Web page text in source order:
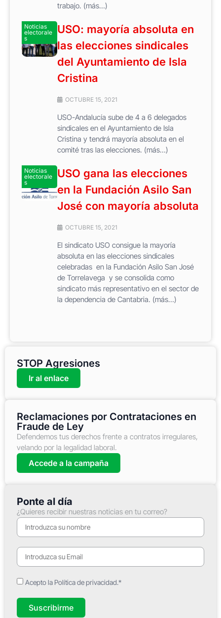
trabajo. (más…)
Noticias
electorale
s
USO: mayoría absoluta en
las elecciones sindicales
del Ayuntamiento de Isla
Cristina
OCTUBRE 15, 2021
USO-Andalucía sube de 4 a 6 delegados
sindicales en el Ayuntamiento de Isla
Cristina y tendrá mayoría absoluta en el
comité tras las elecciones. (más…)
Noticias
electorale
s
USO gana las elecciones
en la Fundación Asilo San
José con mayoría absoluta
OCTUBRE 15, 2021
El sindicato USO consigue la mayoría
absoluta en las elecciones sindicales
celebradas en la Fundación Asilo San José
de Torrelavega y se consolida como
sindicato más representativo en el sector de
la dependencia de Cantabria. (más…)
STOP Agresiones
Ir al enlace
Reclamaciones por Contrataciones en
Fraude de Ley
Defendemos tus derechos frente a contratos irregulares,
velando por la legalidad laboral.
Accede a la campaña
Ponte al día
¿Quieres recibir nuestras noticias en tu correo?
Acepto la Política de privacidad.*
Suscribirme